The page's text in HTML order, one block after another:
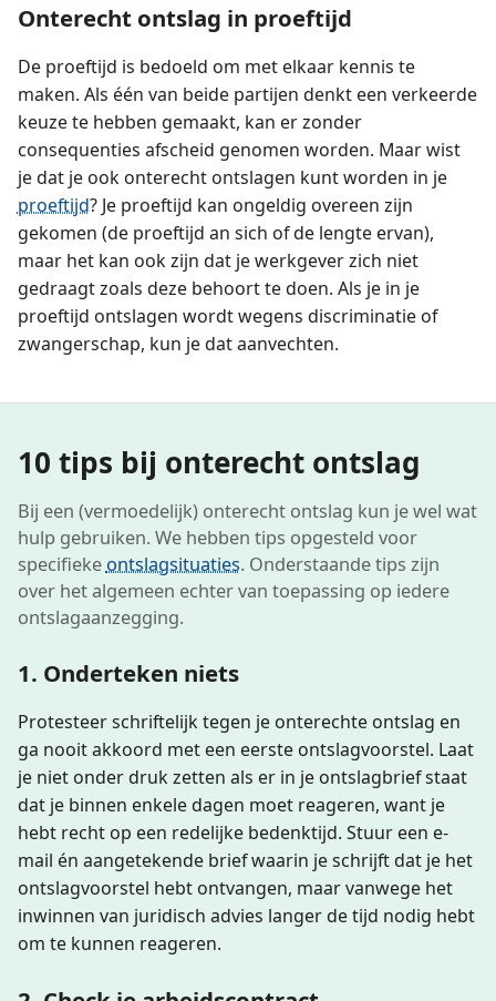
Onterecht ontslag in proeftijd
De proeftijd is bedoeld om met elkaar kennis te
maken. Als één van beide partijen denkt een verkeerde
keuze te hebben gemaakt, kan er zonder
consequenties afscheid genomen worden. Maar wist
je dat je ook onterecht ontslagen kunt worden in je
proeftijd? Je proeftijd kan ongeldig overeen zijn
gekomen (de proeftijd an sich of de lengte ervan),
maar het kan ook zijn dat je werkgever zich niet
gedraagt zoals deze behoort te doen. Als je in je
proeftijd ontslagen wordt wegens discriminatie of
zwangerschap, kun je dat aanvechten.
10 tips bij onterecht ontslag
Bij een (vermoedelijk) onterecht ontslag kun je wel wat
hulp gebruiken. We hebben tips opgesteld voor
specifieke ontslagsituaties. Onderstaande tips zijn
over het algemeen echter van toepassing op iedere
ontslagaanzegging.
1. Onderteken niets
Protesteer schriftelijk tegen je onterechte ontslag en
ga nooit akkoord met een eerste ontslagvoorstel. Laat
je niet onder druk zetten als er in je ontslagbrief staat
dat je binnen enkele dagen moet reageren, want je
hebt recht op een redelijke bedenktijd. Stuur een e-
mail én aangetekende brief waarin je schrijft dat je het
ontslagvoorstel hebt ontvangen, maar vanwege het
inwinnen van juridisch advies langer de tijd nodig hebt
om te kunnen reageren.